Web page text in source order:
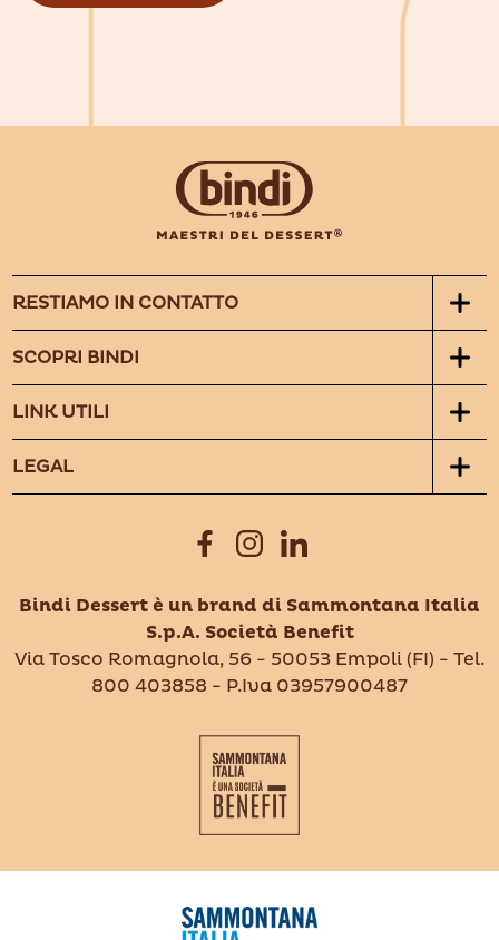
RESTIAMO IN CONTATTO
SCOPRI BINDI
LINK UTILI
LEGAL
Bindi Dessert è un brand di Sammontana Italia
S.p.A. Società Benefit
Via Tosco Romagnola, 56 - 50053 Empoli (FI) - Tel.
800 403858 - P.Iva 03957900487